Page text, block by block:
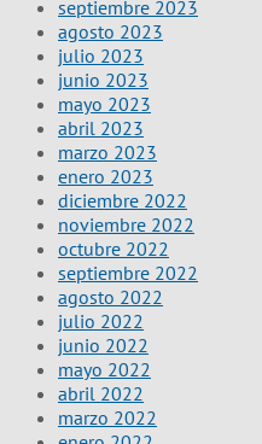
septiembre 2023
agosto 2023
julio 2023
junio 2023
mayo 2023
abril 2023
marzo 2023
enero 2023
diciembre 2022
noviembre 2022
octubre 2022
septiembre 2022
agosto 2022
julio 2022
junio 2022
mayo 2022
abril 2022
marzo 2022